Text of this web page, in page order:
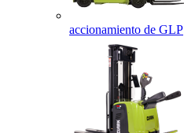
accionamiento de GLP